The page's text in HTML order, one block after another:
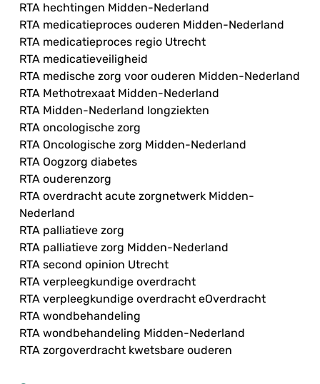
RTA hechtingen Midden-Nederland
RTA medicatieproces ouderen Midden-Nederland
RTA medicatieproces regio Utrecht
RTA medicatieveiligheid
RTA medische zorg voor ouderen Midden-Nederland
RTA Methotrexaat Midden-Nederland
RTA Midden-Nederland longziekten
RTA oncologische zorg
RTA Oncologische zorg Midden-Nederland
RTA Oogzorg diabetes
RTA ouderenzorg
RTA overdracht acute zorgnetwerk Midden-
Nederland
RTA palliatieve zorg
RTA palliatieve zorg Midden-Nederland
RTA second opinion Utrecht
RTA verpleegkundige overdracht
RTA verpleegkundige overdracht eOverdracht
RTA wondbehandeling
RTA wondbehandeling Midden-Nederland
RTA zorgoverdracht kwetsbare ouderen